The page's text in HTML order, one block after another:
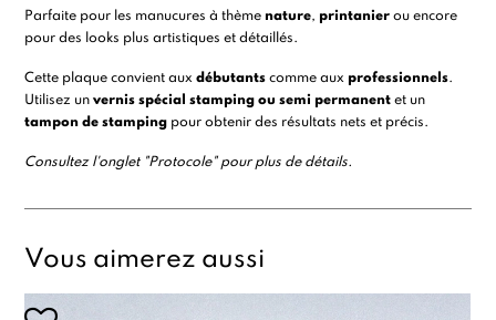
Parfaite pour les manucures à thème nature, printanier ou encore
pour des looks plus artistiques et détaillés.
Cette plaque convient auxdébutants comme aux professionnels.
Utilisez unvernis spécial stamping ou semi permanent et un
tampon de stamping pour obtenir des résultats nets et précis.
Consultez l'onglet "Protocole" pour plus de détails.
Vous aimerez aussi